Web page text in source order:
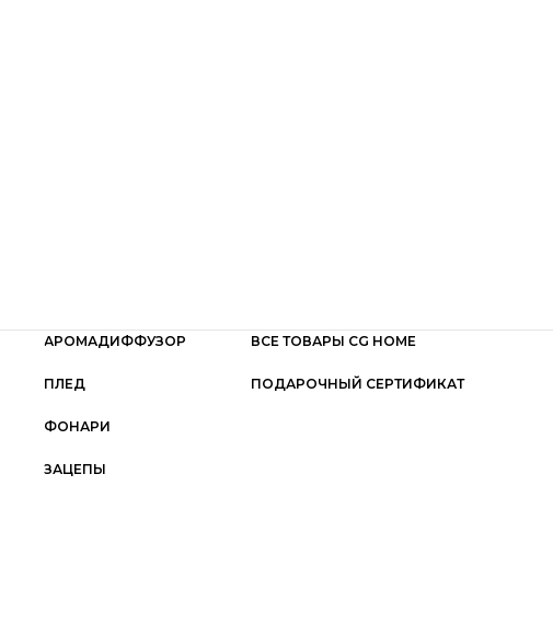
ПОДАРОЧНЫЙ СЕРТИФИКАТ
ВСЕ ТОВАРЫ CG HOME
ЗАЦЕПЫ
ФОНАРИ
ПЛЕД
АРОМАДИФФУЗОР